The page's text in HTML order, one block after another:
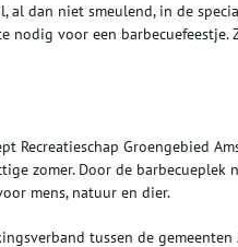
dan niet smeulend, in de
nodig voor een
Recreatieschap Groengebied
zomer. Door de barbecueplek
mens, natuur en dier.
tussen de gemeenten